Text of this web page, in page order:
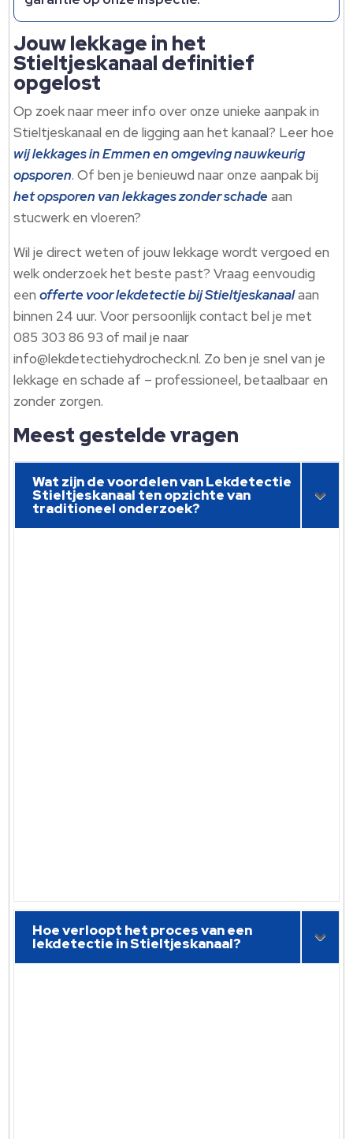
Jouw lekkage in het
Stieltjeskanaal definitief
opgelost
Op zoek naar meer info over onze unieke aanpak in
Stieltjeskanaal en de ligging aan het kanaal? Leer hoe
wij lekkages in Emmen en omgeving nauwkeurig
opsporen. Of ben je benieuwd naar onze aanpak bij
het opsporen van lekkages zonder schade aan
stucwerk en vloeren?
Wil je direct weten of jouw lekkage wordt vergoed en
welk onderzoek het beste past? Vraag eenvoudig
eenofferte voor lekdetectie bij Stieltjeskanaalaan
binnen 24 uur. Voor persoonlijk contact bel je met
085 303 86 93 of mail je naar
info@lekdetectiehydrocheck.nl. Zo ben je snel van je
lekkage en schade af – professioneel, betaalbaar en
zonder zorgen.
Meest gestelde vragen
Wat zijn de voordelen van Lekdetectie
Stieltjeskanaal ten opzichte van
traditioneel onderzoek?
Hoe verloopt het proces van een
lekdetectie in Stieltjeskanaal?